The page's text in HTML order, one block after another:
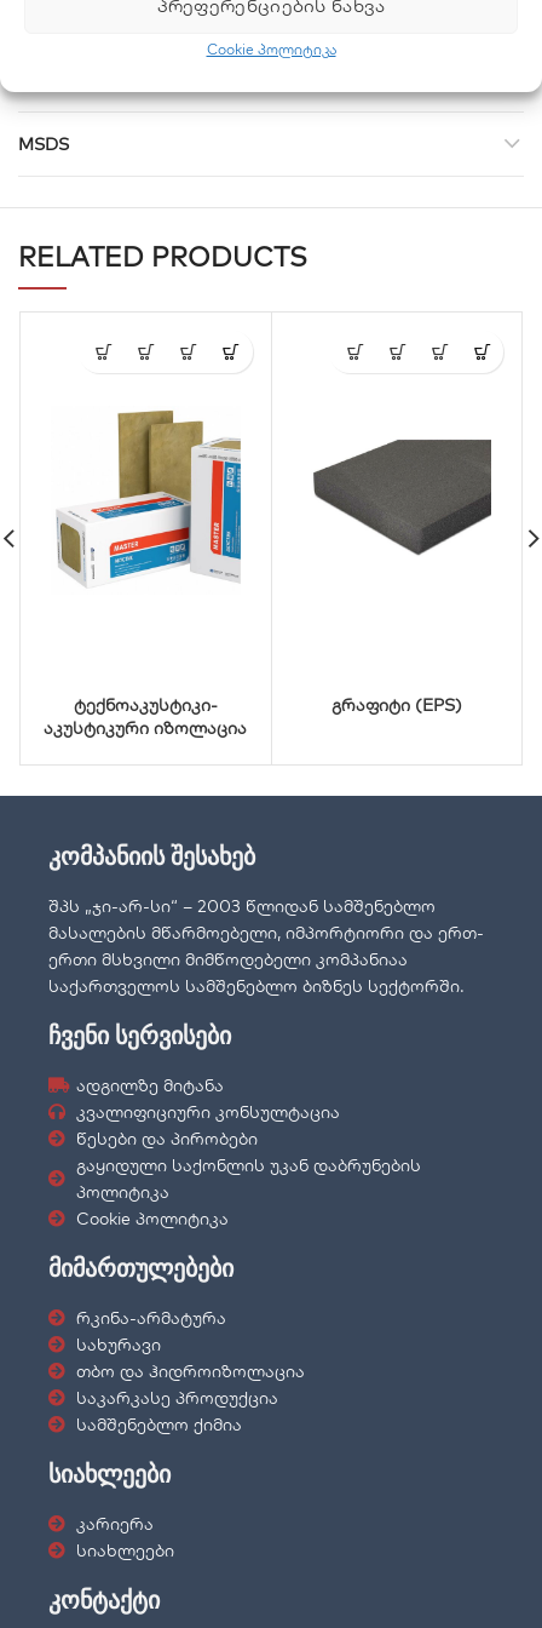
ᲞᲠᲔᲤᲔᲠᲔᲜᲪᲘᲔᲑᲘᲡ ᲜᲐᲮᲕᲐ
Cookie პოლიტიკა
ინფრმაციის გადმოსაწერად, გთხოვთ გადახვიდეთ MSDS
MSDS
RELATED PRODUCTS
ტექნოაკუსტიკი-
აკუსტიკური იზოლაცია
გრაფიტი (EPS)
კომპანიის შესახებ
შპს „ჯი-არ-სი“ – 2003 წლიდან სამშენებლო
მასალების მწარმოებელი, იმპორტიორი და ერთ-
ერთი მსხვილი მიმწოდებელი კომპანიაა
საქართველოს სამშენებლო ბიზნეს სექტორში.
ჩვენი სერვისები
ადგილზე მიტანა
კვალიფიციური კონსულტაცია
წესები და პირობები
გაყიდული საქონლის უკან დაბრუნების
პოლიტიკა
Cookie პოლიტიკა
მიმართულებები
რკინა-არმატურა
სახურავი
თბო და ჰიდროიზოლაცია
საკარკასე პროდუქცია
სამშენებლო ქიმია
სიახლეები
კარიერა
სიახლეები
კონტაქტი